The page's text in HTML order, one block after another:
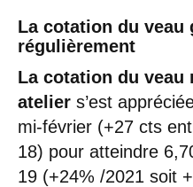
La cotation du veau
régulièrement
La cotation du veau
atelier s’est
mi-février (+27 cts
18) pour atteindre
19 (+24% /2021 soit